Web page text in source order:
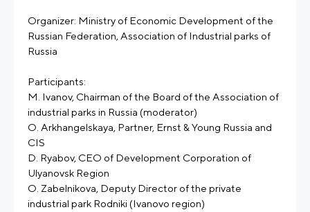
Organizer: Ministry of Economic Development of the
Russian Federation, Association of Industrial parks of
Russia
Participants:
M. Ivanov, Chairman of the Board of the Association of
industrial parks in Russia (moderator)
O. Arkhangelskaya, Partner, Ernst & Young Russia and
CIS
D. Ryabov, CEO of Development Corporation of
Ulyanovsk Region
O. Zabelnikova, Deputy Director of the private
industrial park Rodniki (Ivanovo region)